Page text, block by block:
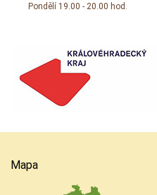
Pondělí 19.00 - 20.00 hod.
Mapa